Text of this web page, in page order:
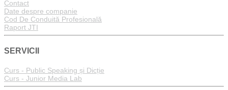
Contact
Date despre companie
Cod De Conduită Profesională
Raport JTI
SERVICII
Curs - Public Speaking și Dicție
Curs - Junior Media Lab